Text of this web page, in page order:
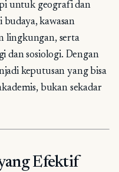
untuk geografi dan
budaya, kawasan
lingkungan, serta
dan sosiologi. Dengan
keputusan yang bisa
bukan sekadar
Efektif